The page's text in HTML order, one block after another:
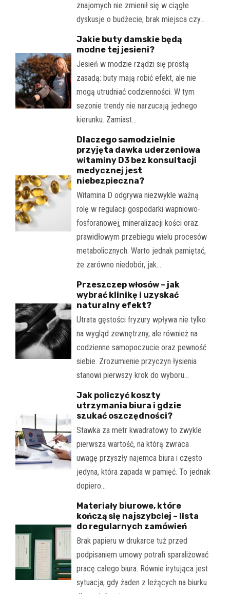
znajomych nie zmienił się w ciągłe
dyskusje o budżecie, brak miejsca czy…
Jakie buty damskie będą
modne tej jesieni?
Jesień w modzie rządzi się prostą
zasadą: buty mają robić efekt, ale nie
mogą utrudniać codzienności. W tym
sezonie trendy nie narzucają jednego
kierunku. Zamiast…
Dlaczego samodzielnie
przyjęta dawka uderzeniowa
witaminy D3 bez konsultacji
medycznej jest
niebezpieczna?
Witamina D odgrywa niezwykle ważną
rolę w regulacji gospodarki wapniowo-
fosforanowej, mineralizacji kości oraz
prawidłowym przebiegu wielu procesów
metabolicznych. Warto jednak pamiętać,
że zarówno niedobór, jak…
Przeszczep włosów – jak
wybrać klinikę i uzyskać
naturalny efekt?
Utrata gęstości fryzury wpływa nie tylko
na wygląd zewnętrzny, ale również na
codzienne samopoczucie oraz pewność
siebie. Zrozumienie przyczyn łysienia
stanowi pierwszy krok do wyboru…
Jak policzyć koszty
utrzymania biura i gdzie
szukać oszczędności?
Stawka za metr kwadratowy to zwykle
pierwsza wartość, na którą zwraca
uwagę przyszły najemca biura i często
jedyna, która zapada w pamięć. To jednak
dopiero…
Materiały biurowe, które
kończą się najszybciej – lista
do regularnych zamówień
Brak papieru w drukarce tuż przed
podpisaniem umowy potrafi sparaliżować
pracę całego biura. Równie irytująca jest
sytuacja, gdy żaden z leżących na biurku